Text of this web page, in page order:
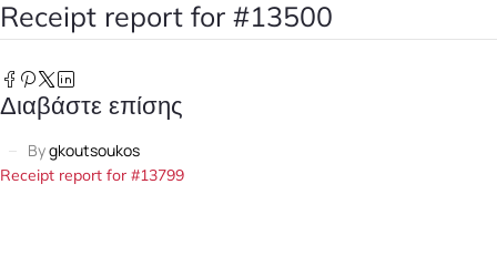
Receipt report for #13500
Διαβάστε επίσης
Bygkoutsoukos
Receipt report for #13799